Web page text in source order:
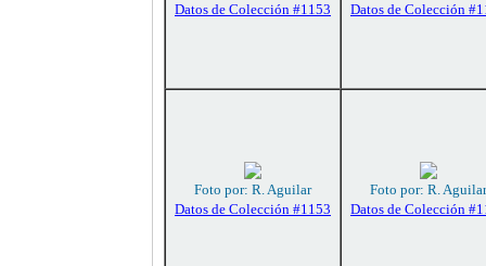
Datos de Colección #1153
Datos de Colección
Foto por: R. Aguilar
Datos de Colección #1153
Foto por: R. Aguilar
Datos de Colección